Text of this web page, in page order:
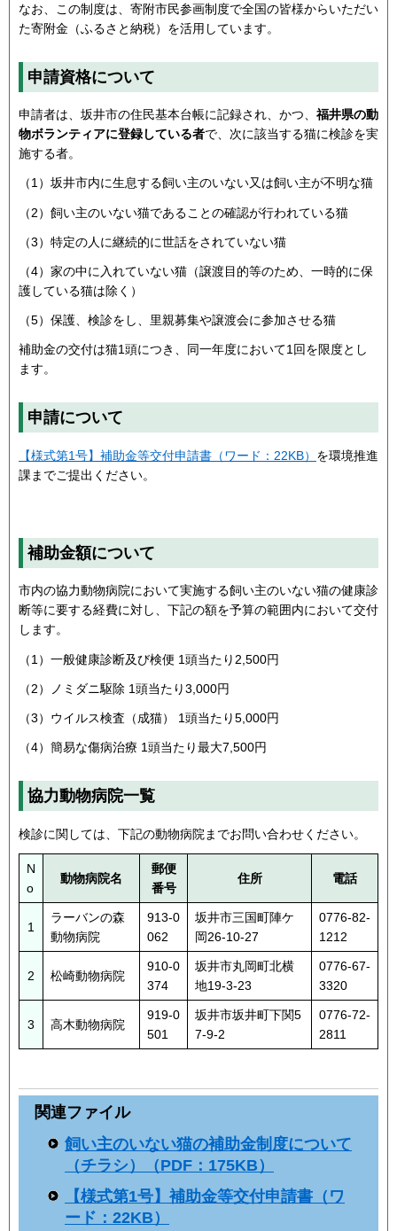
なお、この制度は、寄附市民参画制度で全国の皆様からいただい
た寄附金（ふるさと納税）を活用しています。
申請資格について
申請者は、坂井市の住民基本台帳に記録され、かつ、 福井県の動
物ボランティアに登録している者で、次に該当する猫に検診を実
施する者。
（1）坂井市内に生息する飼い主のいない又は飼い主が不明な猫
（2）飼い主のいない猫であることの確認が行われている猫
（3）特定の人に継続的に世話をされていない猫
（4）家の中に入れていない猫（譲渡目的等のため、一時的に保
護している猫は除く）
（5）保護、検診をし、里親募集や譲渡会に参加させる猫
補助金の交付は猫1頭につき、同一年度において1回を限度とし
ます。
申請について
【様式第1号】補助金等交付申請書（ワード：22KB） を環境推進
課までご提出ください。
補助金額について
市内の協力動物病院において実施する飼い主のいない猫の健康診
断等に要する経費に対し、下記の額を予算の範囲内において交付
します。
（1）一般健康診断及び検便 1頭当たり2,500円
（2）ノミダニ駆除 1頭当たり3,000円
（3）ウイルス検査（成猫） 1頭当たり5,000円
（4）簡易な傷病治療 1頭当たり最大7,500円
協力動物病院一覧
検診に関しては、下記の動物病院までお問い合わせください。
N
o
動物病院名
郵便
番号
住所 電話
1
ラーバンの森
動物病院
913-0
062
坂井市三国町陣ケ
岡26-10-27
0776-82-
1212
2 松崎動物病院
910-0
374
坂井市丸岡町北横
地19-3-23
0776-67-
3320
3 高木動物病院
919-0
501
坂井市坂井町下関5
7-9-2
0776-72-
2811
関連ファイル
飼い主のいない猫の補助金制度について
（チラシ）（PDF：175KB）
【様式第1号】補助金等交付申請書（ワ
ード：22KB）